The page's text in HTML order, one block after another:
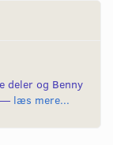
deler og Benny
— læs mere...